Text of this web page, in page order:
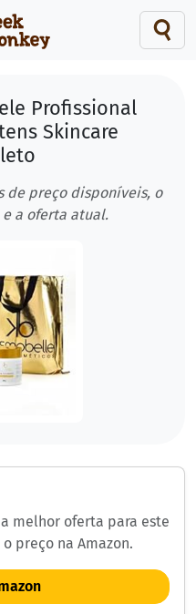
Profissional
Skincare
de preço disponíveis, o
a oferta atual.
melhor oferta para este
preço na Amazon.